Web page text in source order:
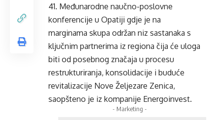
41. Međunarodne naučno-poslovne
konferencije u Opatiji gdje je na
marginama skupa održan niz sastanaka s
ključnim partnerima iz regiona čija će uloga
biti od posebnog značaja u procesu
restrukturiranja, konsolidacije i buduće
revitalizacije Nove Željezare Zenica,
saopšteno je iz kompanije Energoinvest.
- Marketing -